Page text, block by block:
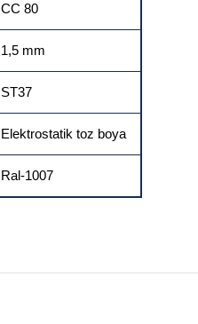
CC 80
1,5 mm
ST37
Elektrostatik toz boya
Ral-1007